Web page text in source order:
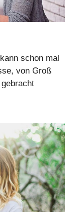
schon mal
von Groß